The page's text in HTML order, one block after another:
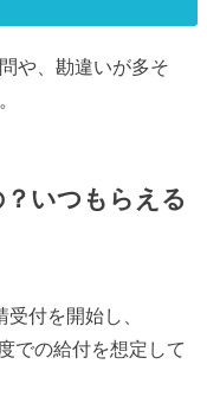
や、勘違いが多そ
いつもらえる
付を開始し、
での給付を想定して